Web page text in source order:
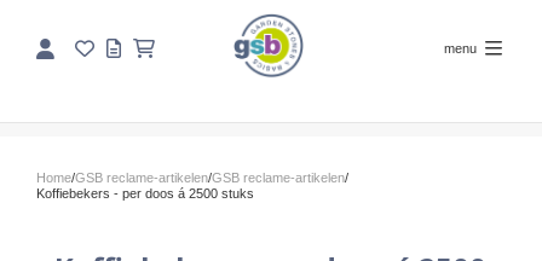
menu
Home/GSB reclame-artikelen/GSB reclame-artikelen/
Koffiebekers - per doos á 2500 stuks